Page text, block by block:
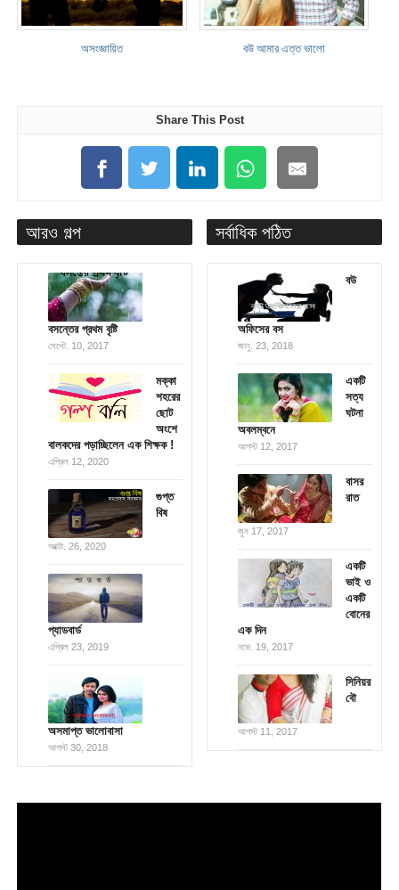
অসংজ্ঞায়িত বউ আমার এত্ত ভালো
Share This Post
আরও গল্প
বসন্তের প্রথম বৃষ্টি
সেপ্টে. 10, 2017
মক্কা
শহরের
ছোট
অংশে
বালকদের পড়াচ্ছিলেন এক শিক্ষক !
এপ্রিল 12, 2020
গুপ্ত
বিষ
অক্টো. 26, 2020
প্যাডবার্ড
এপ্রিল 23, 2019
অসমাপ্ত ভালোবাসা
আগস্ট 30, 2018
সর্বাধিক পঠিত
বউ
অফিসের বস
জানু. 23, 2018
একটি
সত্য
ঘটনা
অবলম্বনে
আগস্ট 12, 2017
বাসর
রাত
জুন 17, 2017
একটি
ভাই ও
একটি
বোনের
এক দিন
নভে. 19, 2017
সিনিয়র
বৌ
আগস্ট 11, 2017